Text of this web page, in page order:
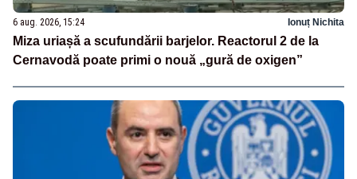
6 aug. 2026, 15:24 Ionuț Nichita
Miza uriașă a scufundării barjelor. Reactorul 2 de la
Cernavodă poate primi o nouă „gură de oxigen”